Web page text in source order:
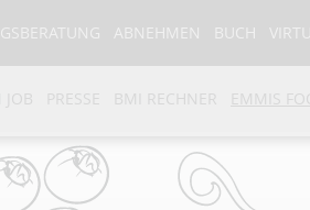
ABNEHMEN BUCH